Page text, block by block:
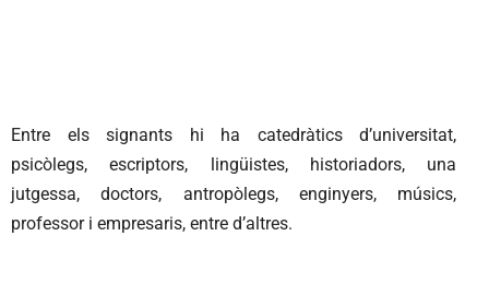
Entre els signants hi ha catedràtics d’universitat,
psicòlegs, escriptors, lingüistes, historiadors, una
jutgessa, doctors, antropòlegs, enginyers, músics,
professor i empresaris, entre d’altres.